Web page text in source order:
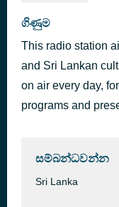
ගිණුම
This radio station
and Sri Lankan
on air every day,
programs and
සම්බන්ධවන්න
Sri Lanka